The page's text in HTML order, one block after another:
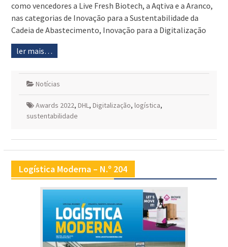
como vencedores a Live Fresh Biotech, a Aqtiva e a Aranco,
nas categorias de Inovação para a Sustentabilidade da
Cadeia de Abastecimento, Inovação para a Digitalização
ler mais…
Notícias
Awards 2022, DHL, Digitalização, logística,
sustentabilidade
Logística Moderna – N.º 204